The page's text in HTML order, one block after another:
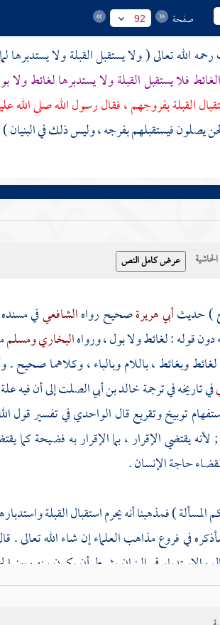
صفحة 92
رحمه الله تعالى ( ولا يستقبل القبلة ولا يستدبرها
فلا يستقبل القبلة ولا يستدبرها لغائط ولا
القبلة بفروجهم ، فقال رسول الله صلى الله
يصلون فيستقبلهم بفرجه ، وليس ذلك في البنيان
) حديثأبي هريرةصحيح رواهالشافعيفي
قوله : لغائط ولا بول ، ورواهالبخاريومسلم
وبغائط ، باللام وبالباء ، وكلاهما صحيح
في تاريخه في ترجمةخالد بن أبي الصلتإلى أن فيه
توبيخ وتقريع قالالواحديفي تفسير قول
لأنه يقتضي الإقرار ، بما الإقرار به فضيحة
حاجة الإنسان .
المسألة ) فمذهبنا أنه يحرم استقبال القبلة
في فروع مذاهب العلماء إن شاء الله تعالى .
والاستدبار في البنيان بشرط أن يكون بينه
زاد ما بينهما على ثلاث أذرع أو قصر الحائل
وتستر بشيء على ما ذكرناه من الشرطين زال